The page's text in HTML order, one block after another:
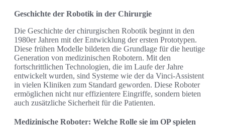
Geschichte der Robotik in der Chirurgie
Die Geschichte der chirurgischen Robotik beginnt in den
1980er Jahren mit der Entwicklung der ersten Prototypen.
Diese frühen Modelle bildeten die Grundlage für die heutige
Generation von medizinischen Robotern. Mit den
fortschrittlichen Technologien, die im Laufe der Jahre
entwickelt wurden, sind Systeme wie der da Vinci-Assistent
in vielen Kliniken zum Standard geworden. Diese Roboter
ermöglichen nicht nur effizientere Eingriffe, sondern bieten
auch zusätzliche Sicherheit für die Patienten.
Medizinische Roboter: Welche Rolle sie im OP spielen